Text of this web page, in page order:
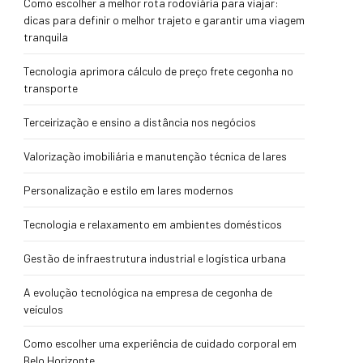
Como escolher a melhor rota rodoviária para viajar:
dicas para definir o melhor trajeto e garantir uma viagem
tranquila
Tecnologia aprimora cálculo de preço frete cegonha no
transporte
Terceirização e ensino a distância nos negócios
Valorização imobiliária e manutenção técnica de lares
Personalização e estilo em lares modernos
Tecnologia e relaxamento em ambientes domésticos
Gestão de infraestrutura industrial e logística urbana
A evolução tecnológica na empresa de cegonha de
veículos
Como escolher uma experiência de cuidado corporal em
Belo Horizonte